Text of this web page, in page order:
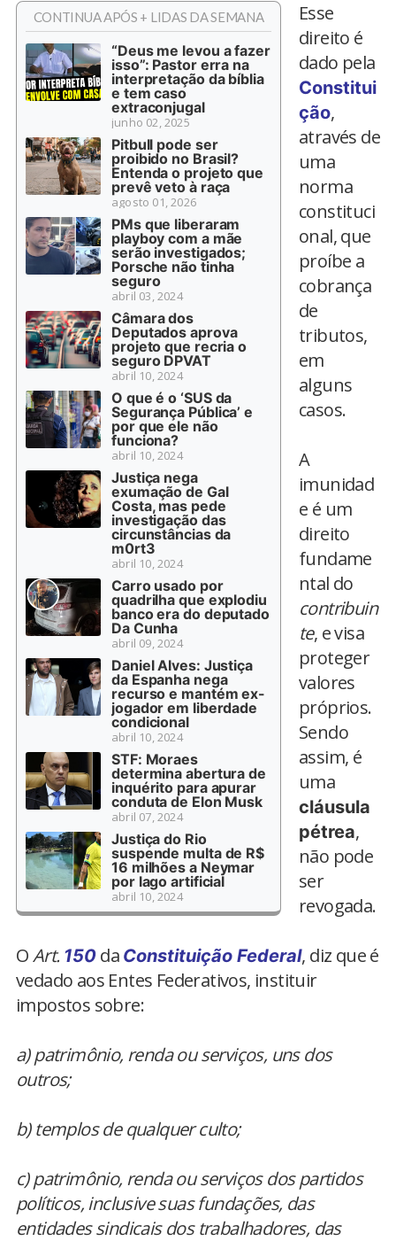
CONTINUA APÓS + LIDAS DA SEMANA
“Deus me levou a fazer
isso”: Pastor erra na
interpretação da bíblia
e tem caso
extraconjugal
junho 02, 2025
Pitbull pode ser
proibido no Brasil?
Entenda o projeto que
prevê veto à raça
agosto 01, 2026
PMs que liberaram
playboy com a mãe
serão investigados;
Porsche não tinha
seguro
abril 03, 2024
Câmara dos
Deputados aprova
projeto que recria o
seguro DPVAT
abril 10, 2024
O que é o ‘SUS da
Segurança Pública’ e
por que ele não
funciona?
abril 10, 2024
Justiça nega
exumação de Gal
Costa, mas pede
investigação das
circunstâncias da
m0rt3
abril 10, 2024
Carro usado por
quadrilha que explodiu
banco era do deputado
Da Cunha
abril 09, 2024
Daniel Alves: Justiça
da Espanha nega
recurso e mantém ex-
jogador em liberdade
condicional
abril 10, 2024
STF: Moraes
determina abertura de
inquérito para apurar
conduta de Elon Musk
abril 07, 2024
Justiça do Rio
suspende multa de R$
16 milhões a Neymar
por lago artificial
abril 10, 2024
Esse
direito é
dado pela
Constitui
ção,
através de
uma
norma
constituci
onal, que
proíbe a
cobrança
de
tributos,
em
alguns
casos.
A
imunidad
e é um
direito
fundame
ntal do
contribuin
te, e visa
proteger
valores
próprios.
Sendo
assim, é
uma
cláusula
pétrea,
não pode
ser
revogada.
OArt. 150da Constituição Federal, diz que é
vedado aos Entes Federativos, instituir
impostos sobre:
a) patrimônio, renda ou serviços, uns dos
outros;
b) templos de qualquer culto;
c) patrimônio, renda ou serviços dos partidos
políticos, inclusive suas fundações, das
entidades sindicais dos trabalhadores, das